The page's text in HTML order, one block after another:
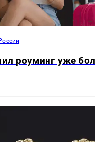
роуминг уже